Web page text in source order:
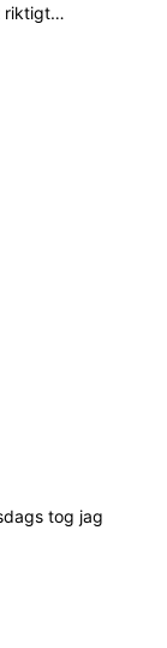
riktigt…
tog jag